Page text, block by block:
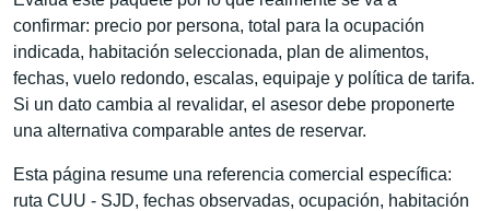
confirmar: precio por persona, total para la ocupación
indicada, habitación seleccionada, plan de alimentos,
fechas, vuelo redondo, escalas, equipaje y política de tarifa.
Si un dato cambia al revalidar, el asesor debe proponerte
una alternativa comparable antes de reservar.
Esta página resume una referencia comercial específica:
ruta CUU - SJD, fechas observadas, ocupación, habitación